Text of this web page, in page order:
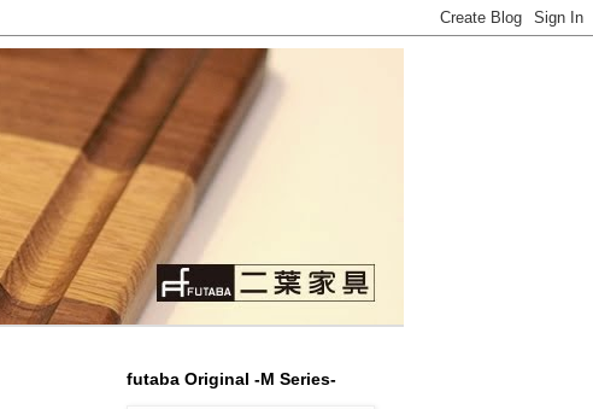
futaba Original -M Series-